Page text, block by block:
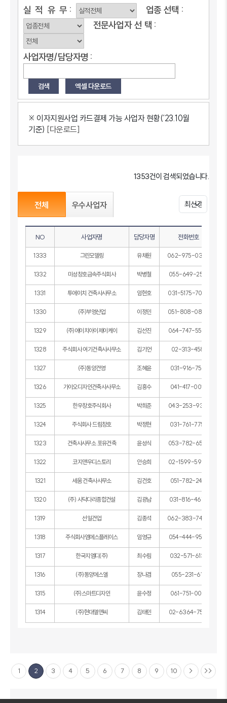
실 적 유 무 : 업종 선택 :
전문사업자 선 택 :
사업자명/담당자명 :
※ 이자지원사업 카드결제 가능 사업자 현황(‘23.10월
기준) [다운로드]
1353건이 검색되었습니다.
전체 우수사업자
NO 사업자명 담당자명 전화번호
1333 그린모델링 유채원 062-975-0398
1332 미성창호금속주식회사 박병철 055-649-2516
1331 투에이치 건축사사무소 임현호 031-5175-7035
1330 (주)부영산업 이정민 051-808-0860
1329 (주)에이치아이제이케이 김선진 064-747-5506
1328 주식회사 여기건축사사무소 김기언 02-313-4581
1327 (주)동양건영 조혜윤 031-916-7561
1326 가이오디자인건축사사무소 김흥수 041-417-0019
1325 한우창호주식회사 박희준 043-253-9313
1324 주식회사 드림창호 박정현 031-761-7754
1323 건축사사무소 포유건축 윤성식 053-782-6575
1322 코지앤우디스토리 안승희 02-1599-5938
1321 세움 건축사사무소 김건호 051-782-2412
1320 (주) 사닥다리종합건설 김광남 031-816-4670
1319 선일건업 김종석 062-383-7400
1318 주식회사엠에스플레이스 임영규 054-444-9575
1317 한국지엠디(주) 최수림 032-571-6137
1316 (주)동양에스엘 장나겸 055-231-6111
1315 (주)스마트디자인 윤수정 061-751-0019
1314 (주)현대엘앤씨 김태민 02-6364-7561
1 2 3 4 5 6 7 8 9 10 > >>